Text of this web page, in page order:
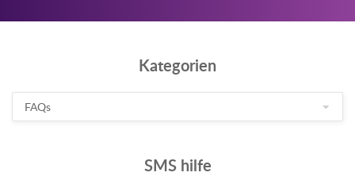
Kategorien
SMS hilfe